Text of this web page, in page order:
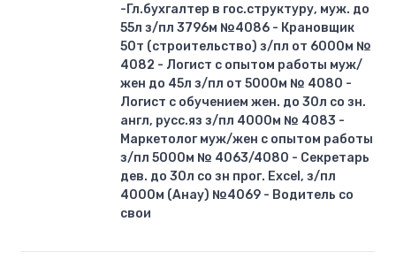
-Гл.бухгалтер в гос.структуру, муж. до
55л з/пл 3796м №4086 - Крановщик
50т (строительство) з/пл от 6000м №
4082 - Логист с опытом работы муж/
жен до 45л з/пл от 5000м № 4080 -
Логист с обучением жен. до 30л со зн.
англ, русс.яз з/пл 4000м № 4083 -
Маркетолог муж/жен с опытом работы
з/пл 5000м № 4063/4080 - Секретарь
дев. до 30л со зн прог. Excel, з/пл
4000м (Анау) №4069 - Водитель со
свои